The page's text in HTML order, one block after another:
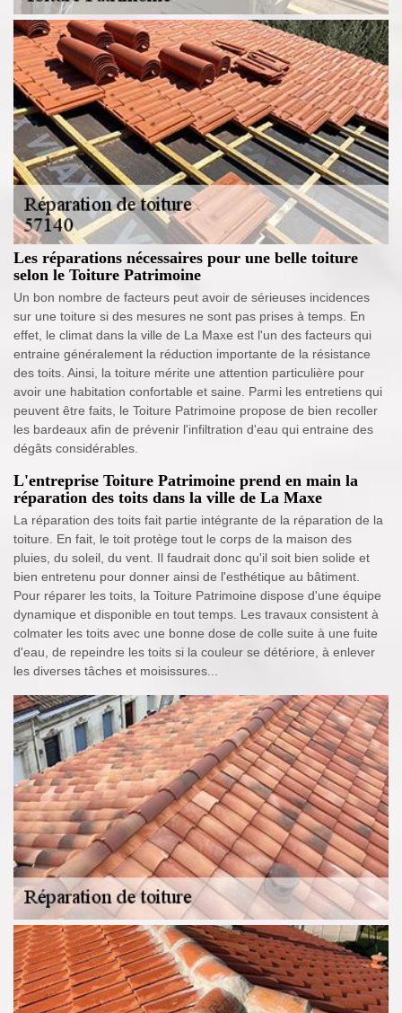
Les réparations nécessaires pour une belle toiture
selon le Toiture Patrimoine
Un bon nombre de facteurs peut avoir de sérieuses incidences
sur une toiture si des mesures ne sont pas prises à temps. En
effet, le climat dans la ville de La Maxe est l'un des facteurs qui
entraine généralement la réduction importante de la résistance
des toits. Ainsi, la toiture mérite une attention particulière pour
avoir une habitation confortable et saine. Parmi les entretiens qui
peuvent être faits, le Toiture Patrimoine propose de bien recoller
les bardeaux afin de prévenir l'infiltration d'eau qui entraine des
dégâts considérables.
L'entreprise Toiture Patrimoine prend en main la
réparation des toits dans la ville de La Maxe
La réparation des toits fait partie intégrante de la réparation de la
toiture. En fait, le toit protège tout le corps de la maison des
pluies, du soleil, du vent. Il faudrait donc qu'il soit bien solide et
bien entretenu pour donner ainsi de l'esthétique au bâtiment.
Pour réparer les toits, la Toiture Patrimoine dispose d'une équipe
dynamique et disponible en tout temps. Les travaux consistent à
colmater les toits avec une bonne dose de colle suite à une fuite
d'eau, de repeindre les toits si la couleur se détériore, à enlever
les diverses tâches et moisissures...